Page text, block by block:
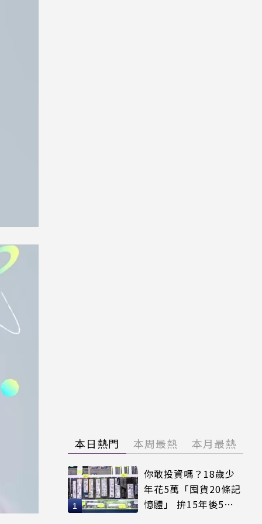
本日熱門 本周最熱 本月最熱
你敢投資嗎？18歲少
年花5萬「囤貨20條記
憶體」 拚15年後5倍